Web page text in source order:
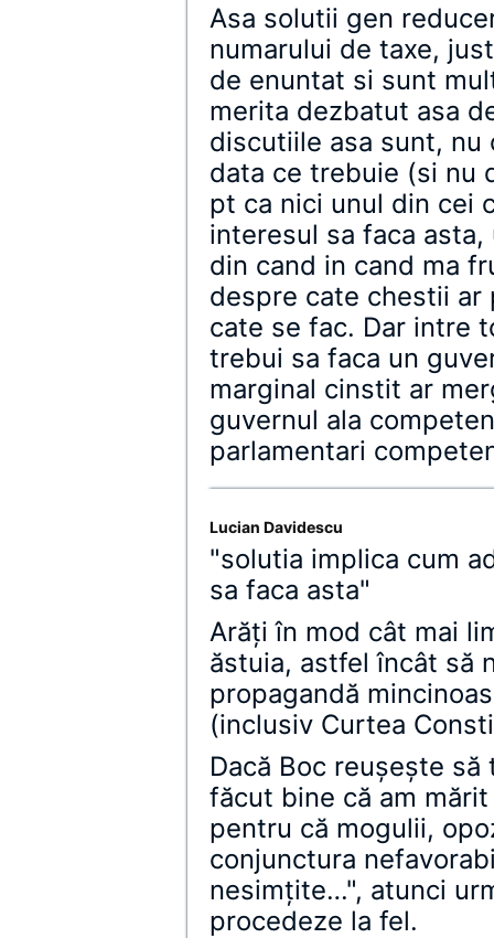
Asa solutii gen
numarului de taxe,
de enuntat si sunt
merita dezbatut asa
discutiile asa sunt, nu
data ce trebuie (si nu
pt ca nici unul din cei
interesul sa faca
din cand in cand ma
despre cate chestii
cate se fac. Dar intre
trebui sa faca un
marginal cinstit ar
guvernul ala
parlamentari
Lucian Davidescu
"solutia implica cum
sa faca asta"
Arăţi în mod cât mai
ăstuia, astfel încât să
propagandă
(inclusiv Curtea
Dacă Boc reuşeşte
făcut bine că am
pentru că mogulii,
conjunctura
nesimţite…", atunci
procedeze la fel.